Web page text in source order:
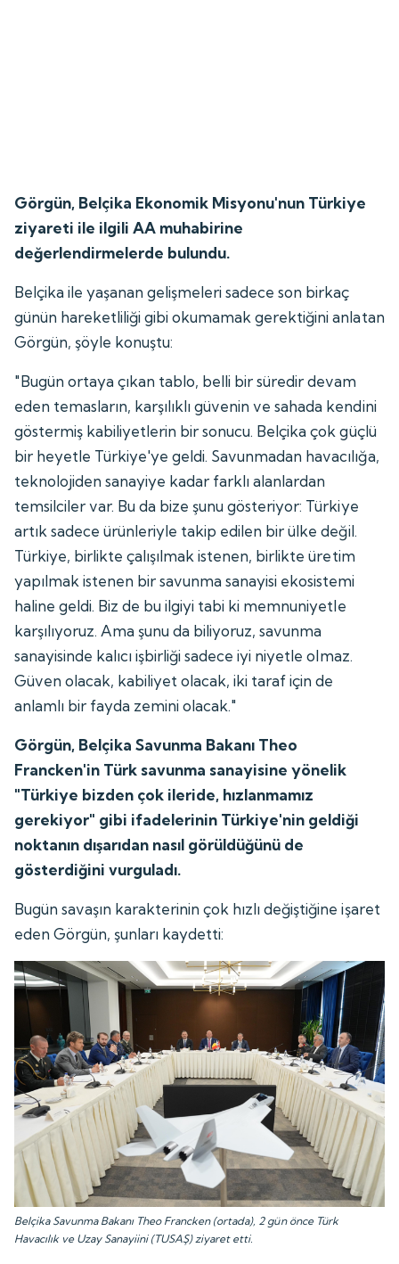
Görgün, Belçika Ekonomik Misyonu'nun Türkiye
ziyareti ile ilgili AA muhabirine
değerlendirmelerde bulundu.
Belçika ile yaşanan gelişmeleri sadece son birkaç
günün hareketliliği gibi okumamak gerektiğini anlatan
Görgün, şöyle konuştu:
"Bugün ortaya çıkan tablo, belli bir süredir devam
eden temasların, karşılıklı güvenin ve sahada kendini
göstermiş kabiliyetlerin bir sonucu. Belçika çok güçlü
bir heyetle Türkiye'ye geldi. Savunmadan havacılığa,
teknolojiden sanayiye kadar farklı alanlardan
temsilciler var. Bu da bize şunu gösteriyor: Türkiye
artık sadece ürünleriyle takip edilen bir ülke değil.
Türkiye, birlikte çalışılmak istenen, birlikte üretim
yapılmak istenen bir savunma sanayisi ekosistemi
haline geldi. Biz de bu ilgiyi tabi ki memnuniyetle
karşılıyoruz. Ama şunu da biliyoruz, savunma
sanayisinde kalıcı işbirliği sadece iyi niyetle olmaz.
Güven olacak, kabiliyet olacak, iki taraf için de
anlamlı bir fayda zemini olacak."
Görgün, Belçika Savunma Bakanı Theo
Francken'in Türk savunma sanayisine yönelik
"Türkiye bizden çok ileride, hızlanmamız
gerekiyor" gibi ifadelerinin Türkiye'nin geldiği
noktanın dışarıdan nasıl görüldüğünü de
gösterdiğini vurguladı.
Bugün savaşın karakterinin çok hızlı değiştiğine işaret
eden Görgün, şunları kaydetti:
Belçika Savunma Bakanı Theo Francken (ortada), 2 gün önce Türk
Havacılık ve Uzay Sanayiini (TUSAŞ) ziyaret etti.